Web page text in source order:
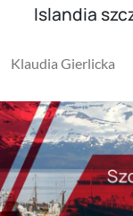
Islandia
Klaudia Gierlicka